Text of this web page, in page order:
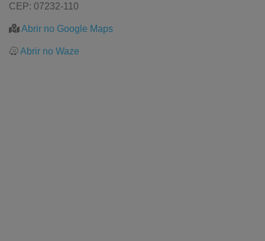
CEP: 07232-110
Abrir no Google Maps
Abrir no Waze